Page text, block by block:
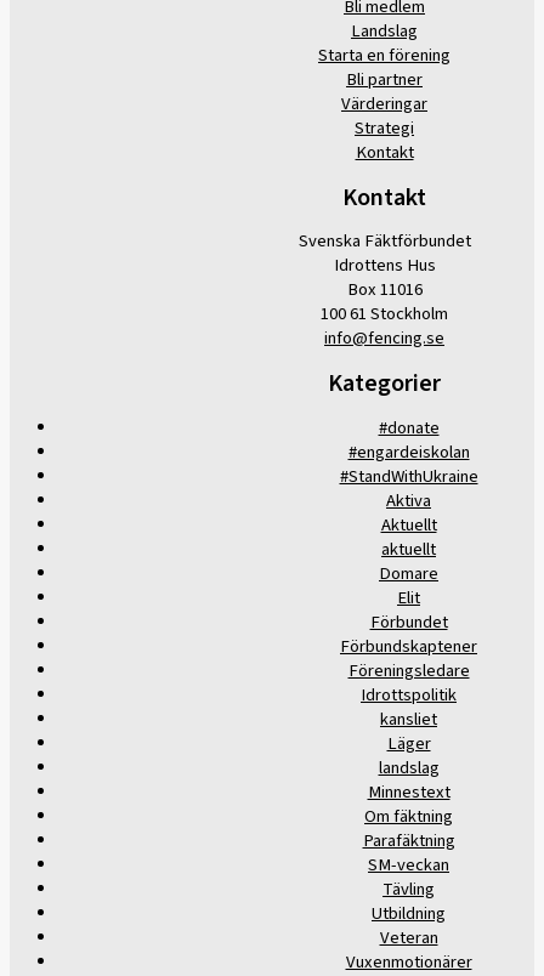
Bli medlem
Landslag
Starta en förening
Bli partner
Värderingar
Strategi
Kontakt
Kontakt
Svenska Fäktförbundet
Idrottens Hus
Box 11016
100 61 Stockholm
info@fencing.se
Kategorier
#donate
#engardeiskolan
#StandWithUkraine
Aktiva
Aktuellt
aktuellt
Domare
Elit
Förbundet
Förbundskaptener
Föreningsledare
Idrottspolitik
kansliet
Läger
landslag
Minnestext
Om fäktning
Parafäktning
SM-veckan
Tävling
Utbildning
Veteran
Vuxenmotionärer